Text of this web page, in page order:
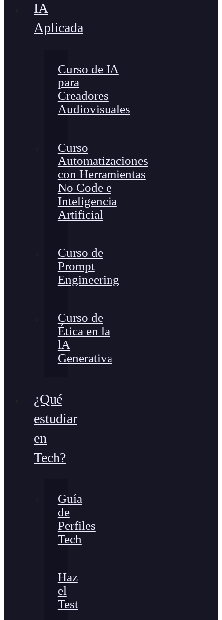
IA
Aplicada
Curso de IA
para
Creadores
Audiovisuales
Curso
Automatizaciones
con Herramientas
No Code e
Inteligencia
Artificial
Curso de
Prompt
Engineering
Curso de
Ética en la
lA
Generativa
¿Qué
estudiar
en
Tech?
Guía
de
Perfiles
Tech
Haz
el
Test